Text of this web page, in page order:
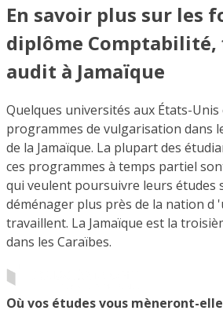
En savoir plus sur les
diplôme
audit à Jamaïque
Quelques universités aux États-Unis
programmes de vulgarisation dans
de la Jamaïque. La plupart des
ces programmes à temps partiel
qui veulent poursuivre leurs études
déménager plus près de la nation d
travaillent. La Jamaïque est la
dans les Caraïbes.
Où vos études vous mèneront-